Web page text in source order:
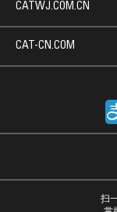
CATWJ.COM.CN
CAT-CN.COM
扫